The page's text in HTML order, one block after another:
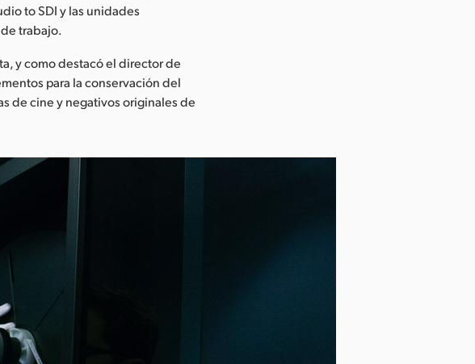
to SDI y las unidades
trabajo.
y como destacó el director de
para la conservación del
de cine y negativos originales de